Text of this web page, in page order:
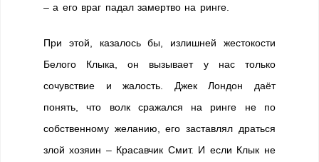
– а его враг падал замертво на ринге.
При этой, казалось бы, излишней жестокости
Белого Клыка, он вызывает у нас только
сочувствие и жалость. Джек Лондон даёт
понять, что волк сражался на ринге не по
собственному желанию, его заставлял драться
злой хозяин – Красавчик Смит. И если Клык не